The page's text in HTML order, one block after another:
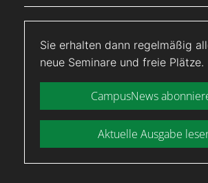
Sie erhalten dann regelmäßig
neue Seminare und freie Plätze.
CampusNews
Aktuelle Ausgabe